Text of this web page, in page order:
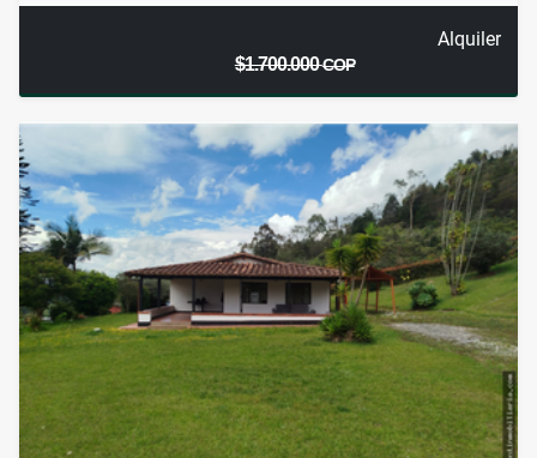
Alquiler
$1.700.000COP